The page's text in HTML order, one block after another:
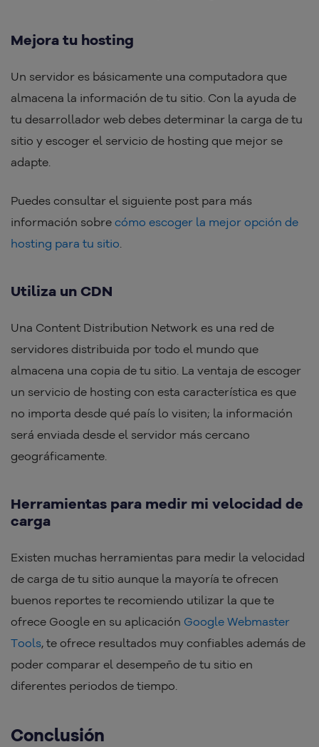
Mejora tu hosting
Un servidor es básicamente una computadora que
almacena la información de tu sitio. Con la ayuda de
tu desarrollador web debes determinar la carga de tu
sitio y escoger el servicio de hosting que mejor se
adapte.
Puedes consultar el siguiente post para más
información sobre cómo escoger la mejor opción de
hosting para tu sitio
Utiliza un CDN
Una Content Distribution Network es una red de
servidores distribuida por todo el mundo que
almacena una copia de tu sitio. La ventaja de escoger
un servicio de hosting con esta característica es que
no importa desde qué país lo visiten; la información
será enviada desde el servidor más cercano
geográficamente.
Herramientas para medir mi velocidad de
carga
Existen muchas herramientas para medir la velocidad
de carga de tu sitio aunque la mayoría te ofrecen
buenos reportes te recomiendo utilizar la que te
ofrece Google en su aplicación Google Webmaster
Tools, te ofrece resultados muy confiables además de
poder comparar el desempeño de tu sitio en
diferentes periodos de tiempo.
Conclusión